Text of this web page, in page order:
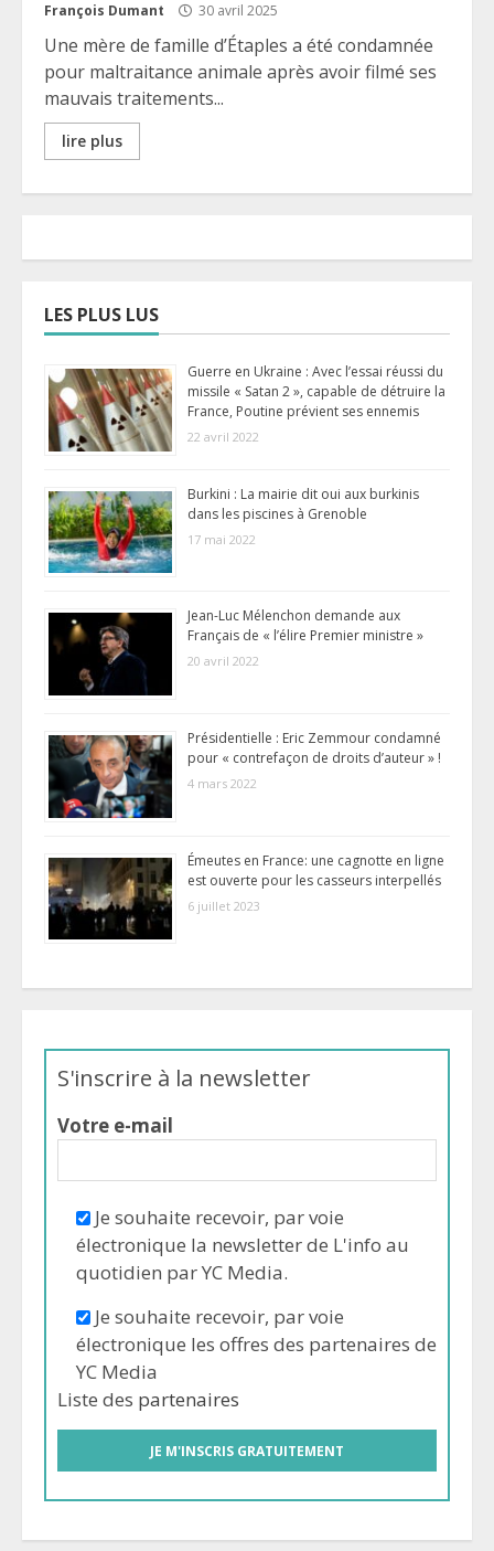
François Dumant 30 avril 2025
Une mère de famille d’Étaples a été condamnée
pour maltraitance animale après avoir filmé ses
mauvais traitements...
lire plus
LES PLUS LUS
Guerre en Ukraine : Avec l’essai réussi du
missile « Satan 2 », capable de détruire la
France, Poutine prévient ses ennemis
22 avril 2022
Burkini : La mairie dit oui aux burkinis
dans les piscines à Grenoble
17 mai 2022
Jean-Luc Mélenchon demande aux
Français de « l’élire Premier ministre »
20 avril 2022
Présidentielle : Eric Zemmour condamné
pour « contrefaçon de droits d’auteur » !
4 mars 2022
Émeutes en France: une cagnotte en ligne
est ouverte pour les casseurs interpellés
6 juillet 2023
S'inscrire à la newsletter
Votre e-mail
Je souhaite recevoir, par voie
électronique la newsletter de L'info au
quotidien par YC Media.
Je souhaite recevoir, par voie
électronique les offres des partenaires de
YC Media
Liste des partenaires